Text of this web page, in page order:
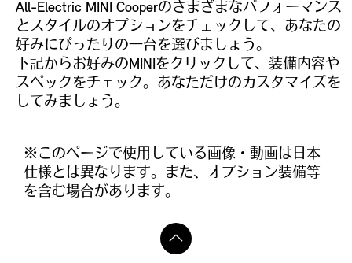
All-Electric MINI Cooperのさまざまなパフォーマンス
とスタイルのオプションをチェックして、あなたの
好みにぴったりの一台を選びましょう。
下記からお好みのMINIをクリックして、装備内容や
スペックをチェック。あなただけのカスタマイズを
してみましょう。
※このページで使用している画像・動画は日本
仕様とは異なります。また、オプション装備等
を含む場合があります。